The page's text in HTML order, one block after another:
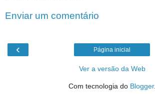
Enviar um comentário
‹ Página inicial
Ver a versão da Web
Com tecnologia do Blogger.